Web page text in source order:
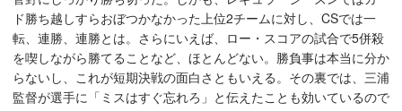
ド勝ち越しすらおぼつかなかった上位2チームに対し、CSでは一
転、連勝、連勝とは。さらにいえば、ロー・スコアの試合で5併殺
を喫しながら勝てることなど、ほとんどない。勝負事は本当に分か
らないし、これが短期決戦の面白さともいえる。その裏では、三浦
監督が選手に「ミスはすぐ忘れろ」と伝えたことも効いているので